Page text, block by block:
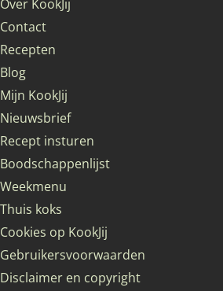
Over KookJij
Contact
Recepten
Blog
Mijn KookJij
Nieuwsbrief
Recept insturen
Boodschappenlijst
Weekmenu
Thuis koks
Cookies op KookJij
Gebruikersvoorwaarden
Disclaimer en copyright